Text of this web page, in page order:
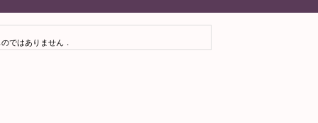
ではありません．